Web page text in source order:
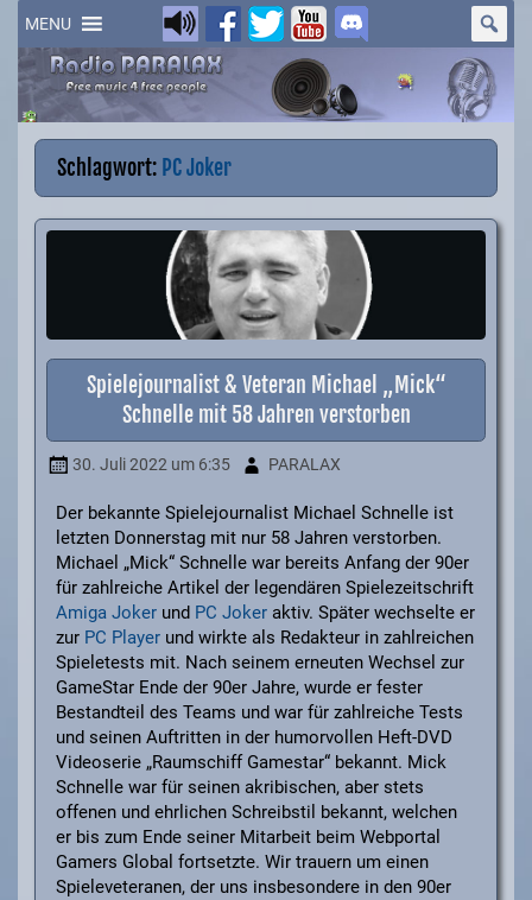
Skip
content
MENU
Schlagwort: PC Joker
Spielejournalist & Veteran Michael „Mick“
Schnelle mit 58 Jahren verstorben
30. Juli 2022um 6:35 PARALAX
Der bekannte Spielejournalist Michael Schnelle ist
letzten Donnerstag mit nur 58 Jahren verstorben.
Michael „Mick“ Schnelle war bereits Anfang der 90er
für zahlreiche Artikel der legendären Spielezeitschrift
Amiga Jokerund PC Jokeraktiv. Später wechselte er
zur PC Playerund wirkte als Redakteur in zahlreichen
Spieletests mit. Nach seinem erneuten Wechsel zur
GameStar Ende der 90er Jahre, wurde er fester
Bestandteil des Teams und war für zahlreiche Tests
und seinen Auftritten in der humorvollen Heft-DVD
Videoserie „Raumschiff Gamestar“ bekannt. Mick
Schnelle war für seinen akribischen, aber stets
offenen und ehrlichen Schreibstil bekannt, welchen
er bis zum Ende seiner Mitarbeit beim Webportal
Gamers Global fortsetzte. Wir trauern um einen
Spieleveteranen, der uns insbesondere in den 90er